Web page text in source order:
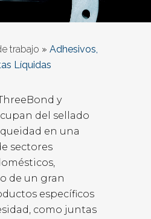
trabajo » Adhesivos,
Líquidas
y
del sellado
en una
sectores
de un gran
específicos
como juntas